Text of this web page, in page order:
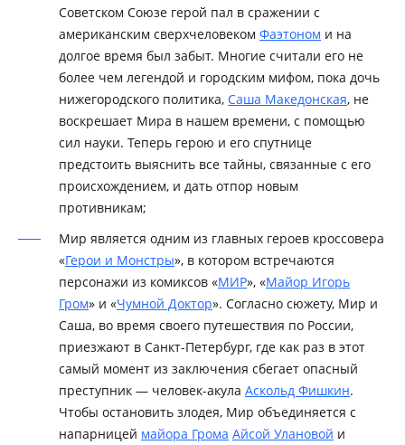
Советском Союзе герой пал в сражении с
американским сверхчеловеком Фаэтоном и на
долгое время был забыт. Многие считали его не
более чем легендой и городским мифом, пока дочь
нижегородского политика, Саша Македонская, не
воскрешает Мира в нашем времени, с помощью
сил науки. Теперь герою и его спутнице
предстоить выяснить все тайны, связанные с его
происхождением, и дать отпор новым
противникам;
Мир является одним из главных героев кроссовера
«Герои и Монстры», в котором встречаются
персонажи из комиксов «МИР», «Майор Игорь
Гром» и «Чумной Доктор». Согласно сюжету, Мир и
Саша, во время своего путешествия по России,
приезжают в Санкт-Петербург, где как раз в этот
самый момент из заключения сбегает опасный
преступник — человек-акула Аскольд Фишкин.
Чтобы остановить злодея, Мир объединяется с
напарницей майора Грома Айсой Улановой и